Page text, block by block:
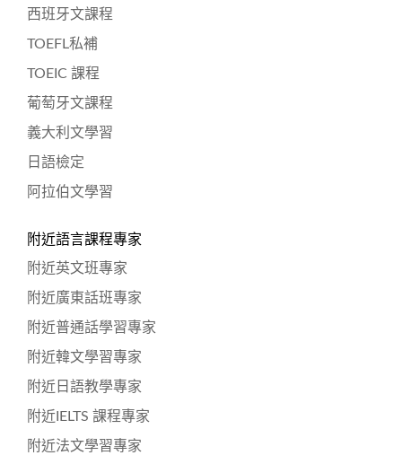
西班牙文課程
TOEFL私補
TOEIC 課程
葡萄牙文課程
義大利文學習
日語檢定
阿拉伯文學習
附近語言課程專家
附近英文班專家
附近廣東話班專家
附近普通話學習專家
附近韓文學習專家
附近日語教學專家
附近IELTS 課程專家
附近法文學習專家